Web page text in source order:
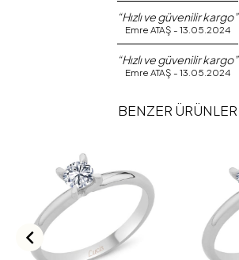
“Hızlı ve güvenilir kargo”
Emre ATAŞ - 13.05.2024
“Hızlı ve güvenilir kargo”
Emre ATAŞ - 13.05.2024
BENZER ÜRÜNLER